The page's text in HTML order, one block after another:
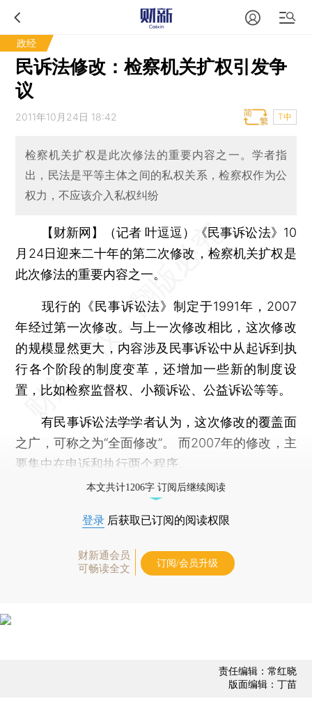
政经
民诉法修改：检察机关扩权引发争
议
2011年10月24日 18:42 T中
检察机关扩权是此次修法的重要内容之一。学者指
出，民法是平等主体之间的私权关系，检察权作为公
权力，不应该介入私权纠纷
【财新网】（记者 叶逗逗）
《民事诉讼法》10
月24日迎来二十年的第二次修改，检察机关扩权是
此次修法的重要内容之一。
现行的《民事诉讼法》制定于1991年，2007
年经过第一次修改。与上一次修改相比，这次修改
的规模显然更大，内容涉及民事诉讼中从起诉到执
行各个阶段的制度变革，还增加一些新的制度设
置，比如检察监督权、小额诉讼、公益诉讼等等。
有民事诉讼法学学者认为，这次修改的覆盖面
之广，可称之为“全面修改”。 而2007年的修改，主
要集中在申诉和执行两个程序。
本文共计1206字 订阅后继续阅读
登录 后获取已订阅的阅读权限
财新通会员
可畅读全文
订阅/会员升级
责任编辑：常红晓
版面编辑：丁苗